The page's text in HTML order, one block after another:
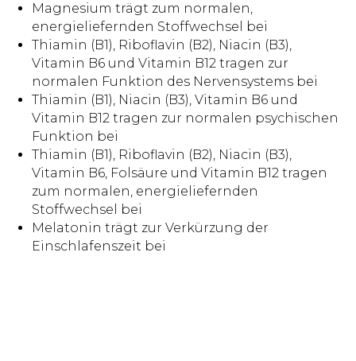
Magnesium trägt zum normalen,
energieliefernden Stoffwechsel bei
Thiamin (B1), Riboflavin (B2), Niacin (B3),
Vitamin B6 und Vitamin B12 tragen zur
normalen Funktion des Nervensystems bei
Thiamin (B1), Niacin (B3), Vitamin B6 und
Vitamin B12 tragen zur normalen psychischen
Funktion bei
Thiamin (B1), Riboflavin (B2), Niacin (B3),
Vitamin B6, Folsäure und Vitamin B12 tragen
zum normalen, energieliefernden
Stoffwechsel bei
Melatonin trägt zur Verkürzung der
Einschlafenszeit bei